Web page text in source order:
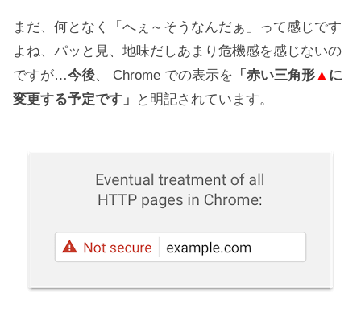
まだ、何となく「へぇ～そうなんだぁ」って感じです
よね、パッと見、地味だしあまり危機感を感じないの
ですが…今後、 Chrome での表示を 「赤い三角形 ▲ に
変更する予定です」
と明記されています。